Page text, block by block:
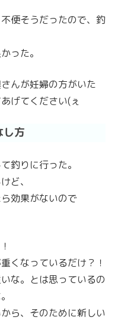
便そうだったので、釣
った。
んが妊婦の方がいた
げてください(ぇ
し方
釣りに行った。
ど、
効果がないので
くなっているだけ？！
な。とは思っているの
ら、そのために新しい